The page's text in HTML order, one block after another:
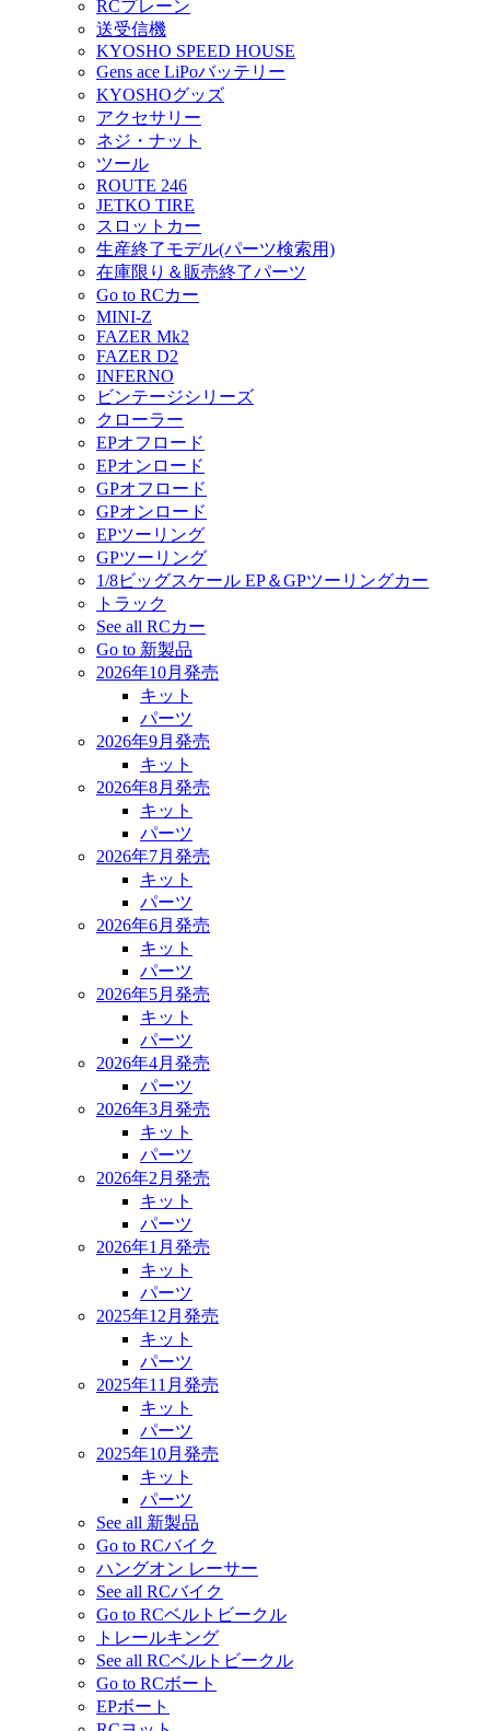
RCプレーン
送受信機
KYOSHO SPEED HOUSE
Gens ace LiPoバッテリー
KYOSHOグッズ
アクセサリー
ネジ・ナット
ツール
ROUTE 246
JETKO TIRE
スロットカー
生産終了モデル(パーツ検索用)
在庫限り＆販売終了パーツ
Go to RCカー
MINI-Z
FAZER Mk2
FAZER D2
INFERNO
ビンテージシリーズ
クローラー
EPオフロード
EPオンロード
GPオフロード
GPオンロード
EPツーリング
GPツーリング
1/8ビッグスケール EP＆GPツーリングカー
トラック
See all RCカー
Go to 新製品
2026年10月発売
キット
パーツ
2026年9月発売
キット
2026年8月発売
キット
パーツ
2026年7月発売
キット
パーツ
2026年6月発売
キット
パーツ
2026年5月発売
キット
パーツ
2026年4月発売
パーツ
2026年3月発売
キット
パーツ
2026年2月発売
キット
パーツ
2026年1月発売
キット
パーツ
2025年12月発売
キット
パーツ
2025年11月発売
キット
パーツ
2025年10月発売
キット
パーツ
See all 新製品
Go to RCバイク
ハングオン レーサー
See all RCバイク
Go to RCベルトビークル
トレールキング
See all RCベルトビークル
Go to RCボート
EPボート